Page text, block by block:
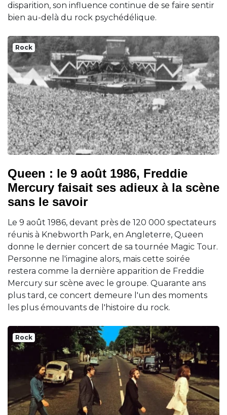
disparition, son influence continue de se faire sentir
bien au-delà du rock psychédélique.
Rock
Queen : le 9 août 1986, Freddie
Mercury faisait ses adieux à la scène
sans le savoir
Le 9 août 1986, devant près de 120 000 spectateurs
réunis à Knebworth Park, en Angleterre, Queen
donne le dernier concert de sa tournée Magic Tour.
Personne ne l'imagine alors, mais cette soirée
restera comme la dernière apparition de Freddie
Mercury sur scène avec le groupe. Quarante ans
plus tard, ce concert demeure l'un des moments
les plus émouvants de l'histoire du rock.
Rock